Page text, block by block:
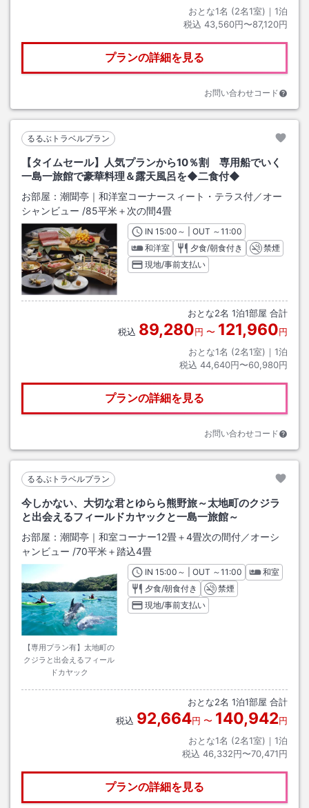
おとな1名 (2名1室)｜ 1泊
税込 43,560円〜87,120円
プランの詳細を見る
お問い合わせコード
るるぶトラベルプラン
【タイムセール】人気プランから10％割 専用船でいく
一島一旅館で豪華料理＆露天風呂を◆二食付◆
お部屋： 潮聞亭｜和洋室コーナースィート・テラス付／オー
シャンビュー /85平米＋次の間4畳
INチェックイン
15:00 ～ | OUT チェックアウト
～11:00
和洋室
夕食/朝食付き
禁煙
現地/事前支払い
おとな2名 1泊1部屋 合計
税込 89,280円 〜 121,960円
おとな1名 (2名1室)｜ 1泊
税込 44,640円〜60,980円
プランの詳細を見る
お問い合わせコード
るるぶトラベルプラン
今しかない、大切な君とゆらら熊野旅～太地町のクジラ
と出会えるフィールドカヤックと一島一旅館～
お部屋： 潮聞亭｜和室コーナー12畳＋4畳次の間付／オーシ
ャンビュー /70平米＋踏込4畳
【専用プラン有】太地町の
クジラと出会えるフィール
ドカヤック
INチェックイン
15:00 ～ | OUT チェックアウト
～11:00
和室
夕食/朝食付き
禁煙
現地/事前支払い
おとな2名 1泊1部屋 合計
税込 92,664円 〜 140,942円
おとな1名 (2名1室)｜ 1泊
税込 46,332円〜70,471円
プランの詳細を見る